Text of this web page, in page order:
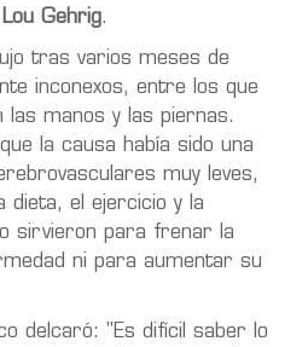
Lou Gehrig.
tras varios meses de
inconexos, entre los que
las manos y las piernas.
la causa había sido una
muy leves,
dieta, el ejercicio y la
sirvieron para frenar la
ni para aumentar su
delcaró: "Es difícil saber lo